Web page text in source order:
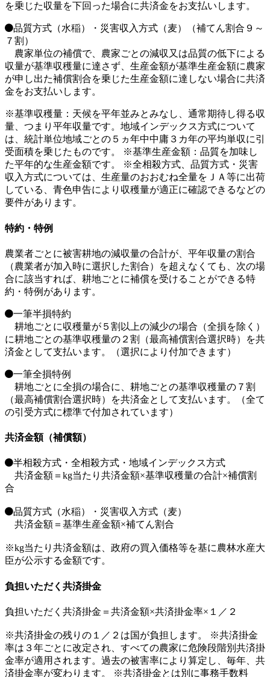
を乗じた収量を下回った場合に共済金をお支払いします。
品質方式（水稲）・災害収入方式（麦）（補てん割合９～
７割）
農家単位の補償で、農家ごとの減収又は品質の低下による
収量が基準収穫量に達さず、生産金額が基準生産金額に農家
が申し出た補償割合を乗じた生産金額に達しない場合に共済
金をお支払いします。
※基準収穫量：天候を平年並みとみなし、通常期待し得る収
量、つまり平年収量です。地域インデックス方式について
は、統計単位地域ごとの５ヵ年中中庸３カ年の平均単収に引
受面積を乗じたものです。
※基準生産金額：品質を加味し
た平年的な生産金額です。
※全相殺方式、品質方式・災害
収入方式については、生産量のおおむね全量をＪＡ等に出荷
している、青色申告により収穫量が適正に確認できるなどの
要件があります。
特約・特例
農業者ごとに被害耕地の減収量の合計が、平年収量の割合
（農業者が加入時に選択した割合）を超えなくても、次の場
合に該当すれば、耕地ごとに補償を受けることができる特
約・特例があります。
一筆半損特約
耕地ごとに収穫量が５割以上の減少の場合（全損を除く）
に耕地ごとの基準収穫量の２割（最高補償割合選択時）を共
済金として支払います。（選択により付加できます）
一筆全損特例
耕地ごとに全損の場合に、耕地ごとの基準収穫量の７割
（最高補償割合選択時）を共済金として支払います。（全て
の引受方式に標準で付加されています）
共済金額（補償額）
半相殺方式・全相殺方式・地域インデックス方式
共済金額＝kg当たり共済金額×基準収穫量の合計×補償割
合
品質方式（水稲）・災害収入方式（麦）
共済金額＝基準生産金額×補てん割合
※kg当たり共済金額は、政府の買入価格等を基に農林水産大
臣が公示する金額です。
負担いただく共済掛金
負担いただく共済掛金＝共済金額×共済掛金率×１／２
※共済掛金の残りの１／２は国が負担します。
※共済掛金
率は３年ごとに改定され、すべての農家に危険段階別共済掛
金率が適用されます。過去の被害率により算定し、毎年、共
済掛金率が変わります。
※共済掛金とは別に事務手数料